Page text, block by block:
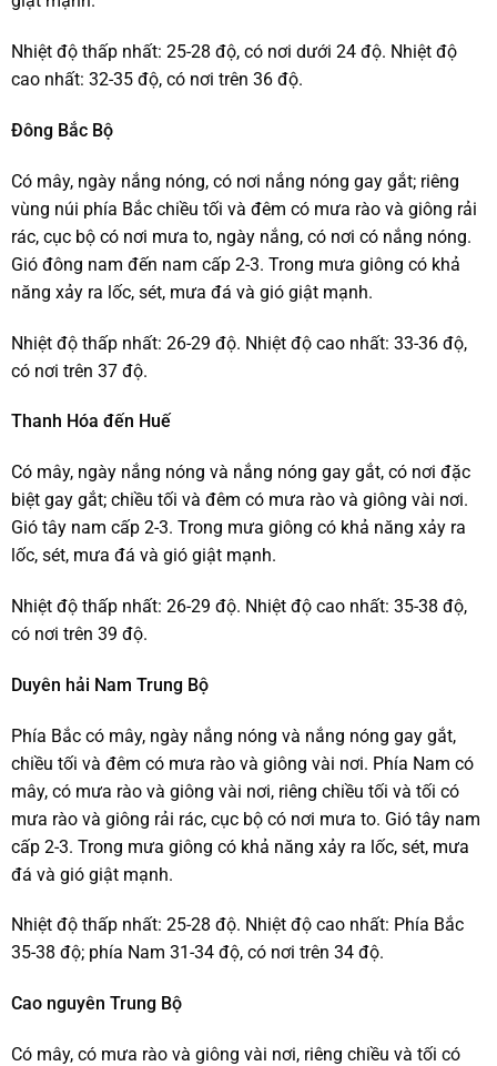
Nhiệt độ thấp nhất: 25-28 độ, có nơi dưới 24 độ. Nhiệt độ
cao nhất: 32-35 độ, có nơi trên 36 độ.
Đông Bắc Bộ
Có mây, ngày nắng nóng, có nơi nắng nóng gay gắt; riêng
vùng núi phía Bắc chiều tối và đêm có mưa rào và giông rải
rác, cục bộ có nơi mưa to, ngày nắng, có nơi có nắng nóng.
Gió đông nam đến nam cấp 2-3. Trong mưa giông có khả
năng xảy ra lốc, sét, mưa đá và gió giật mạnh.
Nhiệt độ thấp nhất: 26-29 độ. Nhiệt độ cao nhất: 33-36 độ,
có nơi trên 37 độ.
Thanh Hóa đến Huế
Có mây, ngày nắng nóng và nắng nóng gay gắt, có nơi đặc
biệt gay gắt; chiều tối và đêm có mưa rào và giông vài nơi.
Gió tây nam cấp 2-3. Trong mưa giông có khả năng xảy ra
lốc, sét, mưa đá và gió giật mạnh.
Nhiệt độ thấp nhất: 26-29 độ. Nhiệt độ cao nhất: 35-38 độ,
có nơi trên 39 độ.
Duyên hải Nam Trung Bộ
Phía Bắc có mây, ngày nắng nóng và nắng nóng gay gắt,
chiều tối và đêm có mưa rào và giông vài nơi. Phía Nam có
mây, có mưa rào và giông vài nơi, riêng chiều tối và tối có
mưa rào và giông rải rác, cục bộ có nơi mưa to. Gió tây nam
cấp 2-3. Trong mưa giông có khả năng xảy ra lốc, sét, mưa
đá và gió giật mạnh.
Nhiệt độ thấp nhất: 25-28 độ. Nhiệt độ cao nhất: Phía Bắc
35-38 độ; phía Nam 31-34 độ, có nơi trên 34 độ.
Cao nguyên Trung Bộ
Có mây, có mưa rào và giông vài nơi, riêng chiều và tối có